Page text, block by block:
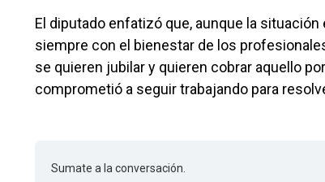
El diputado enfatizó que, aunque la
siempre con el bienestar de los
se quieren jubilar y quieren cobrar aquello
comprometió a seguir trabajando para
Sumate a la conversación.